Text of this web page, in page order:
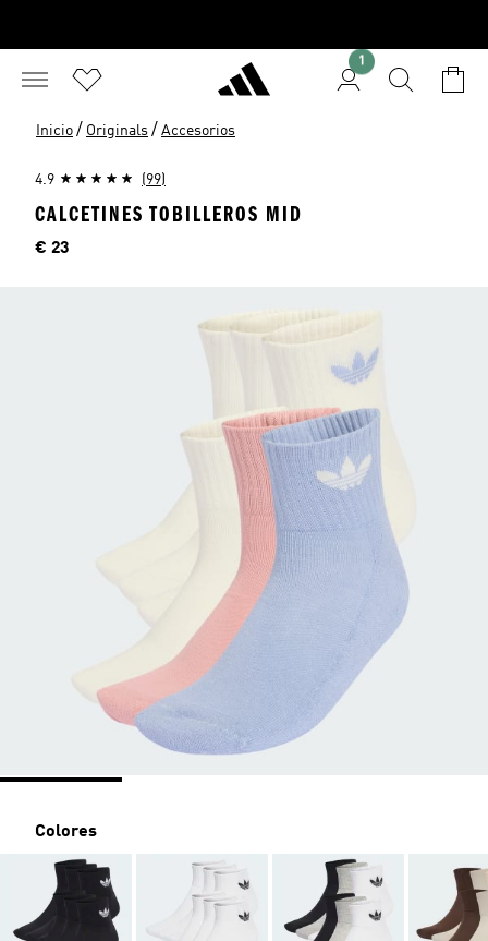
1
Inicio / Originals / Accesorios
4.9 (99)
CALCETINES TOBILLEROS MID
Precio
€ 23
Colores